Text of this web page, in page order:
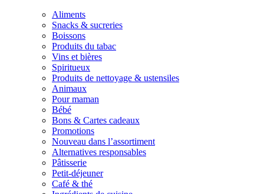
Aliments
Snacks & sucreries
Boissons
Produits du tabac
Vins et bières
Spiritueux
Produits de nettoyage & ustensiles
Animaux
Pour maman
Bébé
Bons & Cartes cadeaux
Promotions
Nouveau dans l’assortiment
Alternatives responsables
Pâtisserie
Petit-déjeuner
Café & thé